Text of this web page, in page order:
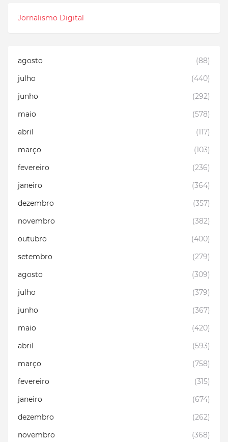
Jornalismo Digital
agosto
(88)
julho
(440)
junho
(292)
maio
(578)
abril
(117)
março
(103)
fevereiro
(236)
janeiro
(364)
dezembro
(357)
novembro
(382)
outubro
(400)
setembro
(279)
agosto
(309)
julho
(379)
junho
(367)
maio
(420)
abril
(593)
março
(758)
fevereiro
(315)
janeiro
(674)
dezembro
(262)
novembro
(368)